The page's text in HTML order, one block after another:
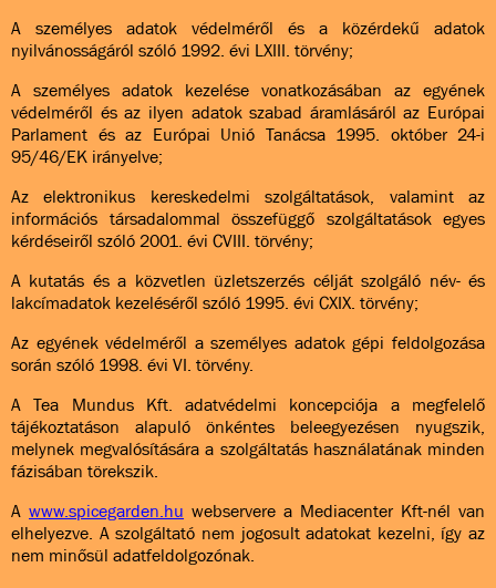
A személyes adatok védelméről és a közérdekű adatok
nyilvánosságáról szóló 1992. évi LXIII. törvény;
A személyes adatok kezelése vonatkozásában az egyének
védelméről és az ilyen adatok szabad áramlásáról az Európai
Parlament és az Európai Unió Tanácsa 1995. október 24-i
95/46/EK irányelve;
Az elektronikus kereskedelmi szolgáltatások, valamint az
információs társadalommal összefüggő szolgáltatások egyes
kérdéseiről szóló 2001. évi CVIII. törvény;
A kutatás és a közvetlen üzletszerzés célját szolgáló név- és
lakcímadatok kezeléséről szóló 1995. évi CXIX. törvény;
Az egyének védelméről a személyes adatok gépi feldolgozása
során szóló 1998. évi VI. törvény.
A Tea Mundus Kft. adatvédelmi koncepciója a megfelelő
tájékoztatáson alapuló önkéntes beleegyezésen nyugszik,
melynek megvalósítására a szolgáltatás használatának minden
fázisában törekszik.
A www.spicegarden.hu webservere a Mediacenter Kft-nél van
elhelyezve. A szolgáltató nem jogosult adatokat kezelni, így az
nem minősül adatfeldolgozónak.